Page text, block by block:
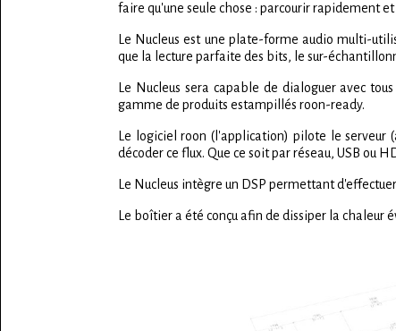
faire qu'une seule chose : parcourir rapidement
Le Nucleus est une plate-forme audio multi-
que la lecture parfaite des bits, le sur-
Le Nucleus sera capable de dialoguer avec
gamme de produits estampillés roon-ready.
Le logiciel roon (l'application) pilote le
décoder ce flux. Que ce soit par réseau, USB ou
Le Nucleus intègre un DSP permettant
Le boîtier a été conçu afin de dissiper la